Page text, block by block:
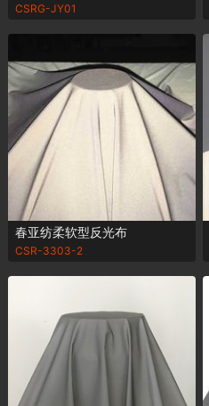
CSRG-JY01
春亚纺柔软型反光布
CSR-3303-2